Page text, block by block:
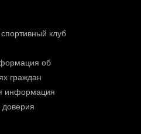
клуб
об
граждан
информация